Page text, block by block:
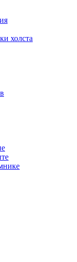
холста